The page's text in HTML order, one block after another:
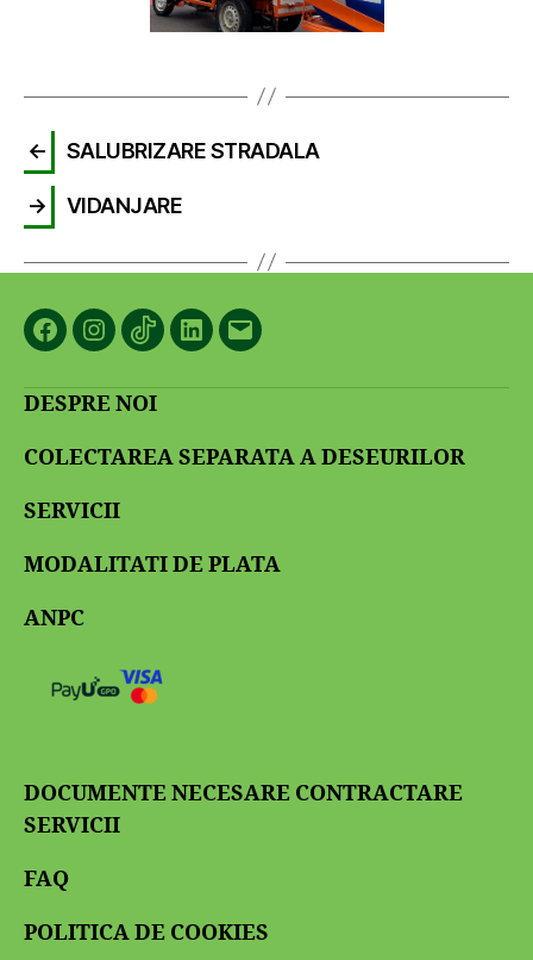
← SALUBRIZARE STRADALA
→ VIDANJARE
FacebookInstagram
TikTokLinkedIn
Email
DESPRE NOI
COLECTAREA SEPARATA A DESEURILOR
SERVICII
MODALITATI DE PLATA
ANPC
DOCUMENTE NECESARE CONTRACTARE
SERVICII
FAQ
POLITICA DE COOKIES